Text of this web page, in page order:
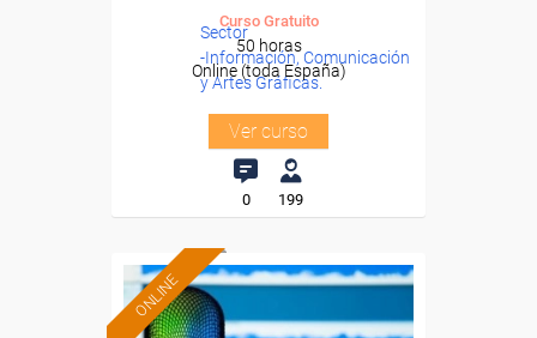
Sector
-Información, Comunicación
y Artes Gráficas.
Curso Gratuito
50 horas
Online (toda España)
Ver curso
0 199
ONLINE